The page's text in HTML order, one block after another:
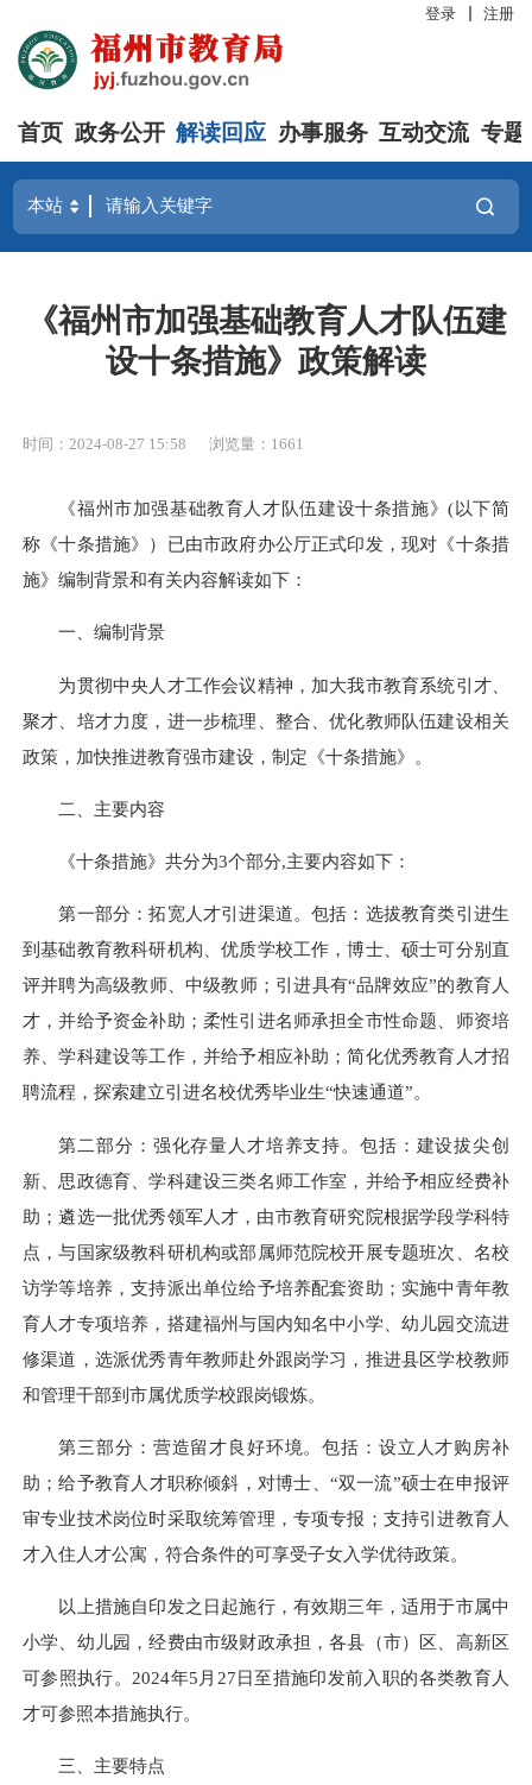
登录 注册
首页 政务公开 解读回应 办事服务 互动交流 专题
《福州市加强基础教育人才队伍建
设十条措施》政策解读
时间：2024-08-27 15:58 浏览量：1661
《福州市加强基础教育人才队伍建设十条措施》(以下简
称《十条措施》）已由市政府办公厅正式印发，现对《十条措
施》编制背景和有关内容解读如下：
一、编制背景
为贯彻中央人才工作会议精神，加大我市教育系统引才、
聚才、培才力度，进一步梳理、整合、优化教师队伍建设相关
政策，加快推进教育强市建设，制定《十条措施》。
二、主要内容
《十条措施》共分为3个部分,主要内容如下：
第一部分：拓宽人才引进渠道。包括：选拔教育类引进生
到基础教育教科研机构、优质学校工作，博士、硕士可分别直
评并聘为高级教师、中级教师；引进具有“品牌效应”的教育人
才，并给予资金补助；柔性引进名师承担全市性命题、师资培
养、学科建设等工作，并给予相应补助；简化优秀教育人才招
聘流程，探索建立引进名校优秀毕业生“快速通道”。
第二部分：强化存量人才培养支持。包括：建设拔尖创
新、思政德育、学科建设三类名师工作室，并给予相应经费补
助；遴选一批优秀领军人才，由市教育研究院根据学段学科特
点，与国家级教科研机构或部属师范院校开展专题班次、名校
访学等培养，支持派出单位给予培养配套资助；实施中青年教
育人才专项培养，搭建福州与国内知名中小学、幼儿园交流进
修渠道，选派优秀青年教师赴外跟岗学习，推进县区学校教师
和管理干部到市属优质学校跟岗锻炼。
第三部分：营造留才良好环境。包括：设立人才购房补
助；给予教育人才职称倾斜，对博士、“双一流”硕士在申报评
审专业技术岗位时采取统筹管理，专项专报；支持引进教育人
才入住人才公寓，符合条件的可享受子女入学优待政策。
以上措施自印发之日起施行，有效期三年，适用于市属中
小学、幼儿园，经费由市级财政承担，各县（市）区、高新区
可参照执行。2024年5月27日至措施印发前入职的各类教育人
才可参照本措施执行。
三、主要特点